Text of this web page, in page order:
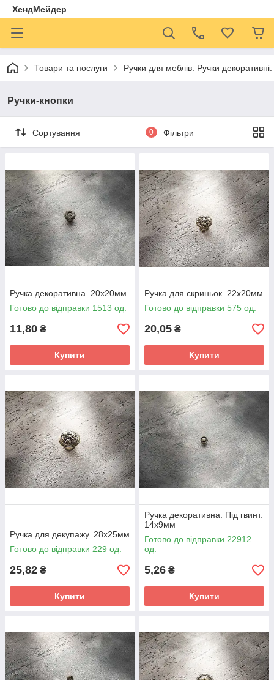
ХендМейдер
Товари та послуги Ручки для меблів. Ручки
Ручки-кнопки
Сортування 0 Фільтри
Ручка декоративна. 20х20мм
Готово до відправки 1513 од.
11,80 ₴
Купити
Ручка для скриньок. 22х20мм
Готово до відправки 575 од.
20,05 ₴
Купити
Ручка для декупажу. 28х25мм
Готово до відправки 229 од.
25,82 ₴
Купити
Ручка декоративна. Під гвинт.
14х9мм
Готово до відправки 22912
од.
5,26 ₴
Купити